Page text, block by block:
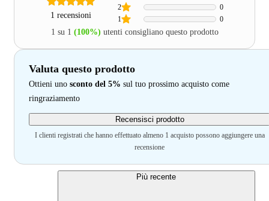
1 recensioni 1 0
2 0
1 su 1 (100%) utenti consigliano questo prodotto
Valuta questo prodotto
Ottieni uno sconto del 5% sul tuo prossimo acquisto come
ringraziamento
Recensisci prodotto
I clienti registrati che hanno effettuato almeno 1 acquisto possono aggiungere una
recensione
Più recente